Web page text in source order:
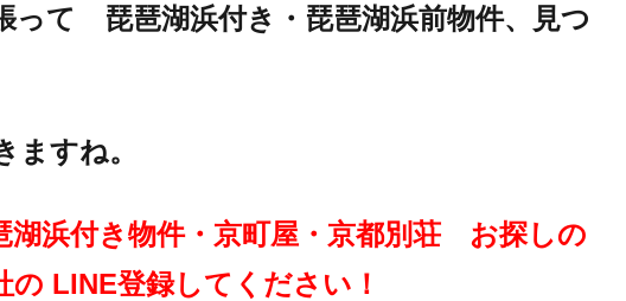
って 琵琶湖浜付き・琵琶湖浜前物件、見つ
ますね。
湖浜付き物件・京町屋・京都別荘 お探しの
LINE登録してください！